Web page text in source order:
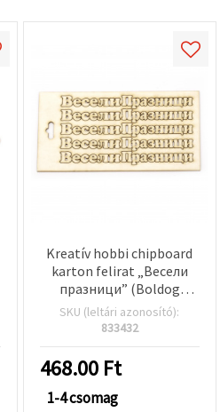
Kreatív hobbi chipboard
karton felirat „Весели
празници” (Boldog
ünnepek), 14x1,4 cm
SKU (leltári azonosító):
833432
468.00 Ft
1-4 csomag